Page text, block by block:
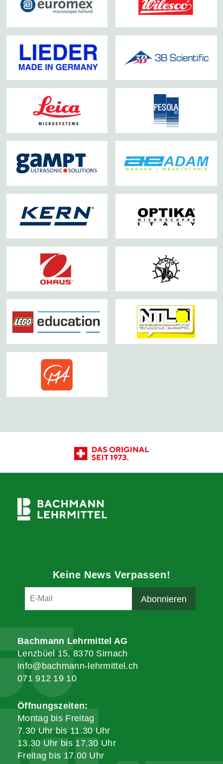
Keine News Verpassen!
Bachmann Lehrmittel AG
Lenzbüel 15, 8370 Sirnach
info@bachmann-lehrmittel.ch
071 912 19 10
Öffnungszeiten:
Montag bis Freitag
7.30 Uhr bis 11.30 Uhr
13.30 Uhr bis 17.30 Uhr
Freitag bis 17.00 Uhr